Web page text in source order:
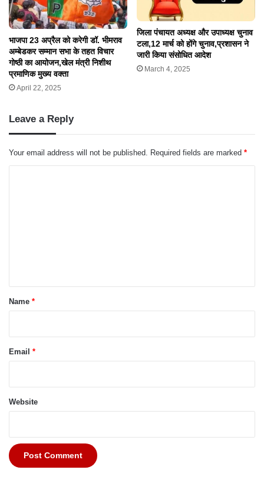
भाजपा 23 अप्रैल को करेगी डॉ. भीमराव
अम्बेडकर सम्मान सभा के तहत विचार
गोष्ठी का आयोजन,खेल मंत्री निशीथ
प्रमाणिक मुख्य वक्ता
April 22, 2025
जिला पंचायत अध्यक्ष और उपाध्यक्ष चुनाव
टला,12 मार्च को होंगे चुनाव,प्रशासन ने
जारी किया संसोधित आदेश
March 4, 2025
Leave a Reply
Your email address will not be published. Required fields are marked *
*Name *
Email *
Website